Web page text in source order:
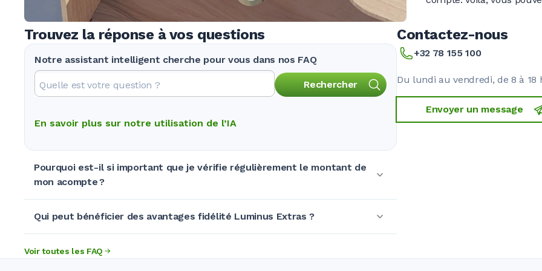
Trouvez la réponse à vos questions
Notre assistant intelligent cherche pour vous dans nos FAQ
Rechercher
En savoir plus sur notre utilisation de l’IA
Pourquoi est-il si important que je vérifie régulièrement le montant de
mon acompte ?
Qui peut bénéficier des avantages fidélité Luminus Extras ?
Voir toutes les FAQ
Contactez-nous
+32 78 155 100
Du lundi au vendredi, de 8 à 18
Envoyer un message